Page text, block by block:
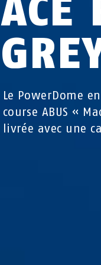
ACE
Le PowerDome
course ABUS «
livrée avec une